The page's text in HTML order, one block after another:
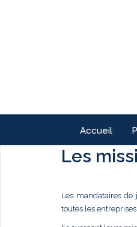
Accueil
Les
Les mandataires
toutes les